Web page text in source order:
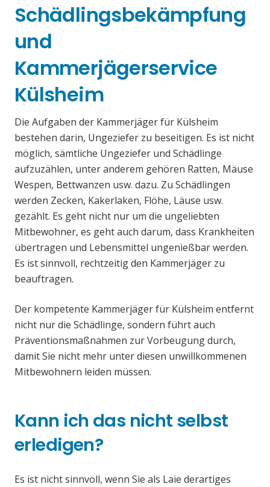
Schädlingsbekämpfung
und
Kammerjägerservice
Külsheim
Die Aufgaben der Kammerjäger für Külsheim
bestehen darin, Ungeziefer zu beseitigen. Es ist nicht
möglich, sämtliche Ungeziefer und Schädlinge
aufzuzählen, unter anderem gehören Ratten, Mäuse
Wespen, Bettwanzen usw. dazu. Zu Schädlingen
werden Zecken, Kakerlaken, Flöhe, Läuse usw.
gezählt. Es geht nicht nur um die ungeliebten
Mitbewohner, es geht auch darum, dass Krankheiten
übertragen und Lebensmittel ungenießbar werden.
Es ist sinnvoll, rechtzeitig den Kammerjäger zu
beauftragen.
Der kompetente Kammerjäger für Külsheim entfernt
nicht nur die Schädlinge, sondern führt auch
Präventionsmaßnahmen zur Vorbeugung durch,
damit Sie nicht mehr unter diesen unwillkommenen
Mitbewohnern leiden müssen.
Kann ich das nicht selbst
erledigen?
Es ist nicht sinnvoll, wenn Sie als Laie derartiges